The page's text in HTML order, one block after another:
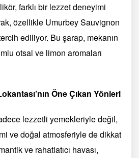
farklı bir lezzet deneyimi
özellikle Umurbey Sauvignon
ediliyor. Bu şarap, mekanın
otsal ve limon aromaları
Öne Çıkan Yönleri
lezzetli yemekleriyle değil,
ve doğal atmosferiyle de dikkat
ve rahatlatıcı havası,